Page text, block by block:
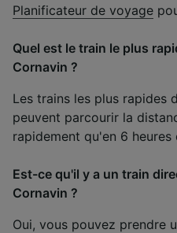
Planificateur de voyage
Quel est le train le plus
Cornavin ?
Les trains les plus rapides
peuvent parcourir la
rapidement qu'en 6 heures
Est-ce qu'il y a un train
Cornavin ?
Oui, vous pouvez prendre